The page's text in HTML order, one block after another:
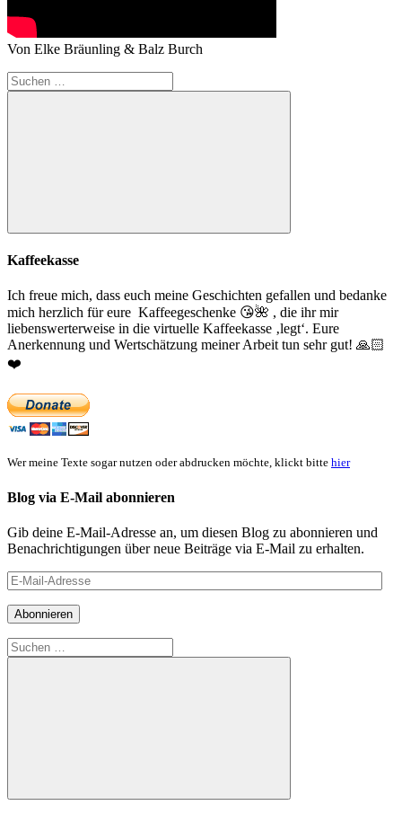
Von Elke Bräunling & Balz Burch
Suchen
nach:
Suchen
Kaffeekasse
Ich freue mich, dass euch meine Geschichten gefallen und bedanke
mich herzlich für eure Kaffeegeschenke 😘🌺 , die ihr mir
liebenswerterweise in die virtuelle Kaffeekasse ‚legt‘. Eure
Anerkennung und Wertschätzung meiner Arbeit tun sehr gut! 🙏🏻
❤️
Wer meine Texte sogar nutzen oder abdrucken möchte, klickt bitte hier
Blog via E-Mail abonnieren
Gib deine E-Mail-Adresse an, um diesen Blog zu abonnieren und
Benachrichtigungen über neue Beiträge via E-Mail zu erhalten.
E-
Mail-
Adresse
Abonnieren
Suchen
nach:
Suchen